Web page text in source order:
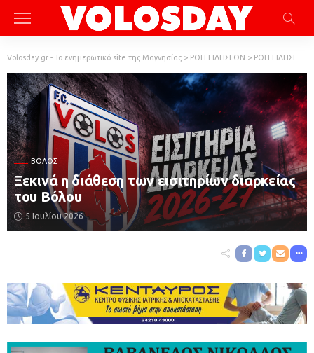
Volosday.gr - Το ενημερωτικό site της Μαγνησίας > ΡΟΗ ΕΙΔΗΣΕΩΝ > ΡΟΗ ΕΙΔΗΣΕΩΝ
ΒΌΛΟΣ
Ξεκινά η διάθεση των εισιτηρίων διαρκείας
του Βόλου
5 Ιουλίου 2026